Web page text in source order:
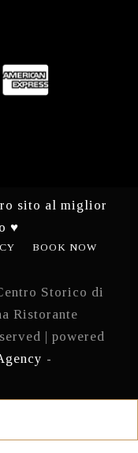
sito al miglior
♥
BOOK NOW
Storico di
Ristorante
| powered
-